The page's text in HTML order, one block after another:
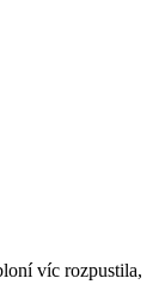
víc rozpustila,